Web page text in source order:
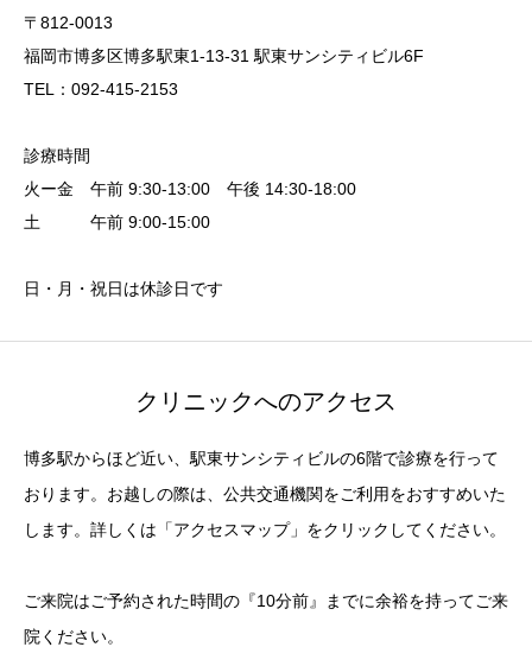
〒812-0013
福岡市博多区博多駅東1-13-31 駅東サンシティビル6F
TEL：092-415-2153
診療時間
火ー金 午前 9:30-13:00 午後 14:30-18:00
土 午前 9:00-15:00
日・月・祝日は休診日です
クリニックへのアクセス
博多駅からほど近い、駅東サンシティビルの6階で診療を行って
おります。お越しの際は、公共交通機関をご利用をおすすめいた
します。詳しくは「アクセスマップ」をクリックしてください。
ご来院はご予約された時間の『10分前』までに余裕を持ってご来
院ください。